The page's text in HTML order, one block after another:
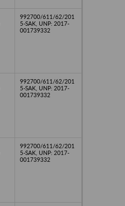
992700/611/62/201
5-SAK, UNP: 2017-
001739332
992700/611/62/201
5-SAK, UNP: 2017-
001739332
992700/611/62/201
5-SAK, UNP: 2017-
001739332